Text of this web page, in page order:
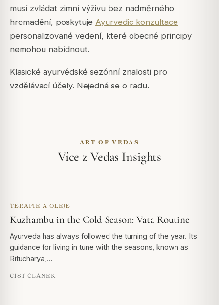
musí zvládat zimní výživu bez nadměrného
hromadění, poskytuje Ayurvedic konzultace
personalizované vedení, které obecné principy
nemohou nabídnout.
Klasické ayurvédské sezónní znalosti pro
vzdělávací účely. Nejedná se o radu.
ART OF VEDAS
Více z Vedas Insights
TERAPIE A OLEJE
Kuzhambu in the Cold Season: Vata Routine
Ayurveda has always followed the turning of the year. Its
guidance for living in tune with the seasons, known as
Ritucharya,…
ČÍST ČLÁNEK